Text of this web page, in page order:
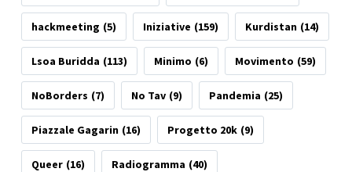
hackmeeting (5) Iniziative (159) Kurdistan (14)
Lsoa Buridda (113) Minimo (6) Movimento (59)
NoBorders (7) No Tav (9) Pandemia (25)
Piazzale Gagarin (16) Progetto 20k (9)
Queer (16) Radiogramma (40)